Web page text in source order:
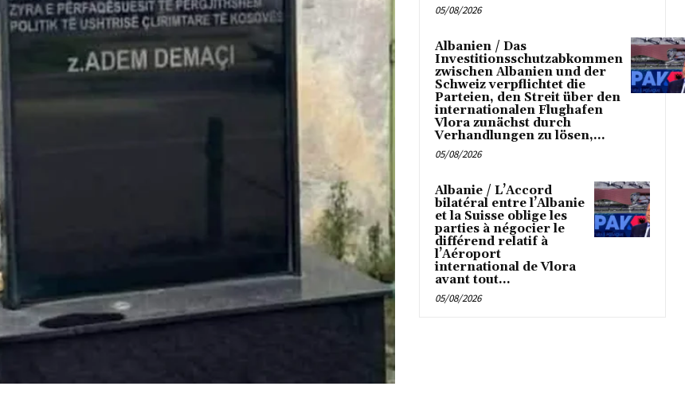
05/08/2026
Albanien / Das
Investitionsschutzabkommen
zwischen Albanien und der
Schweiz verpflichtet die
Parteien, den Streit über den
internationalen Flughafen
Vlora zunächst durch
Verhandlungen zu lösen,...
05/08/2026
Albanie / L’Accord
bilatéral entre l’Albanie
et la Suisse oblige les
parties à négocier le
différend relatif à
l’Aéroport
international de Vlora
avant tout...
05/08/2026